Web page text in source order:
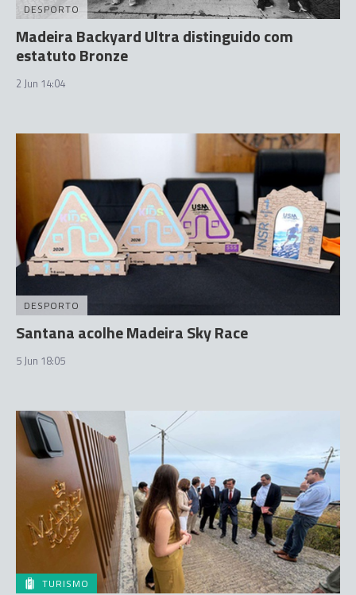
DESPORTO
Madeira Backyard Ultra distinguido com
estatuto Bronze
2 Jun 14:04
DESPORTO
Santana acolhe Madeira Sky Race
5 Jun 18:05
TURISMO